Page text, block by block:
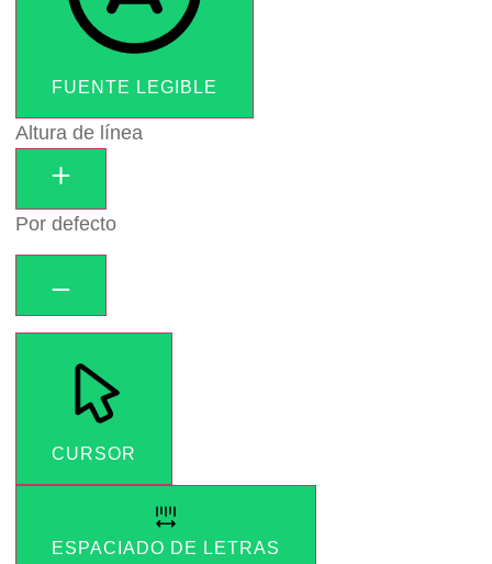
FUENTE LEGIBLE
Altura de línea
Por defecto
CURSOR
ESPACIADO DE LETRAS